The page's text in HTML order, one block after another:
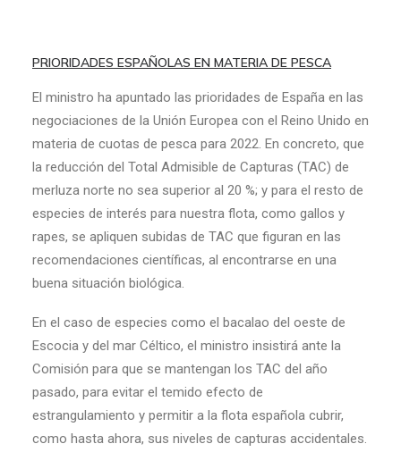
PRIORIDADES ESPAÑOLAS EN MATERIA DE PESCA
El ministro ha apuntado las prioridades de España en las
negociaciones de la Unión Europea con el Reino Unido en
materia de cuotas de pesca para 2022. En concreto, que
la reducción del Total Admisible de Capturas (TAC) de
merluza norte no sea superior al 20 %; y para el resto de
especies de interés para nuestra flota, como gallos y
rapes, se apliquen subidas de TAC que figuran en las
recomendaciones científicas, al encontrarse en una
buena situación biológica.
En el caso de especies como el bacalao del oeste de
Escocia y del mar Céltico, el ministro insistirá ante la
Comisión para que se mantengan los TAC del año
pasado, para evitar el temido efecto de
estrangulamiento y permitir a la flota española cubrir,
como hasta ahora, sus niveles de capturas accidentales.